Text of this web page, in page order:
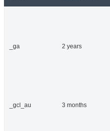
_ga 2 years
_gcl_au 3 months